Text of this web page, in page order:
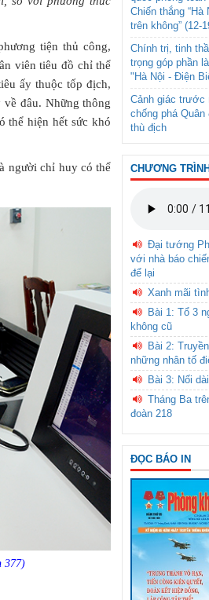
tiện thủ công,
viên tiêu đồ chỉ thể
ấy thuộc tốp địch,
đâu. Những thông
thể hiện hết sức khó
người chỉ huy có thể
377)
Chiến thắng
trên không” (12-
Chính trị, tinh
trọng góp phần
"Hà Nội - Điện
Cảnh giác trước
chống phá
thù địch
CHƯƠNG
Đại tướng
với nhà báo
để lại
Xanh mãi
Bài 1: Tổ 3
không cũ
Bài 2:
những nhân tố
Bài 3: Nối
Tháng Ba
đoàn 218
ĐỌC BÁO IN